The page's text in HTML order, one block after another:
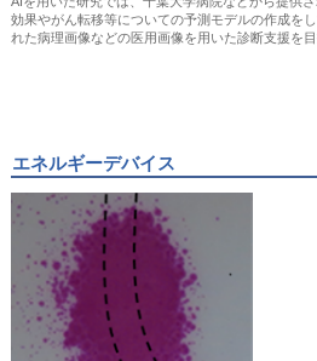
効果やがん転移等についての予測モデルの作成を
れた病理画像などの医用画像を用いた診断支援を
エネルギーデバイス